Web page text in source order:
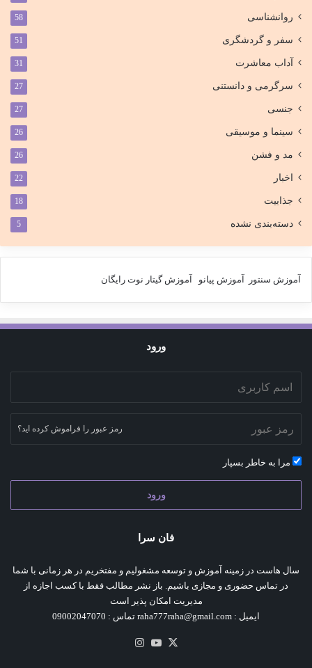
روانشناسی 58
سفر و گردشگری 51
آداب معاشرت 31
سرگرمی و دانستنی 27
جنسی 27
سینما و موسیقی 26
مد و فشن 26
اخبار 22
جذابیت 18
دسته‌بندی نشده 5
آموزش سنتور آموزش پیانو آموزش گیتار نوت رایگان
ورود
رمز عبور را فراموش کرده اید؟
مرا به خاطر بسپار
ورود
فان سرا
سال هاست در زمینه آموزش و توسعه مشغولیم و مفتخریم در هر زمانی با شما
در تماس حضوری و مجازی باشیم. باز نشر مطالب فقط با کسب اجازه از
مدیریت امکان پذیر است
ایمیل : raha777raha@gmail.com تماس : 09002047070
X یوتیوب